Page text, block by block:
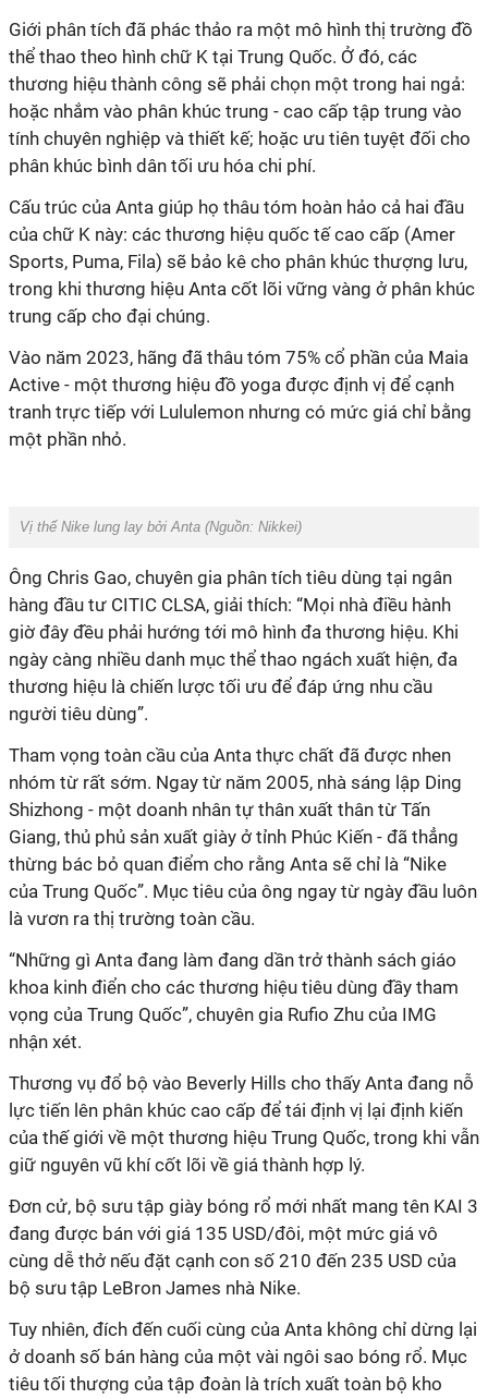
Giới phân tích đã phác thảo ra một mô hình thị trường đồ
thể thao theo hình chữ K tại Trung Quốc. Ở đó, các
thương hiệu thành công sẽ phải chọn một trong hai ngả:
hoặc nhắm vào phân khúc trung - cao cấp tập trung vào
tính chuyên nghiệp và thiết kế; hoặc ưu tiên tuyệt đối cho
phân khúc bình dân tối ưu hóa chi phí.
Cấu trúc của Anta giúp họ thâu tóm hoàn hảo cả hai đầu
của chữ K này: các thương hiệu quốc tế cao cấp (Amer
Sports, Puma, Fila) sẽ bảo kê cho phân khúc thượng lưu,
trong khi thương hiệu Anta cốt lõi vững vàng ở phân khúc
trung cấp cho đại chúng.
Vào năm 2023, hãng đã thâu tóm 75% cổ phần của Maia
Active - một thương hiệu đồ yoga được định vị để cạnh
tranh trực tiếp với Lululemon nhưng có mức giá chỉ bằng
một phần nhỏ.
Vị thế Nike lung lay bởi Anta (Nguồn: Nikkei)
Ông Chris Gao, chuyên gia phân tích tiêu dùng tại ngân
hàng đầu tư CITIC CLSA, giải thích: “Mọi nhà điều hành
giờ đây đều phải hướng tới mô hình đa thương hiệu. Khi
ngày càng nhiều danh mục thể thao ngách xuất hiện, đa
thương hiệu là chiến lược tối ưu để đáp ứng nhu cầu
người tiêu dùng”.
Tham vọng toàn cầu của Anta thực chất đã được nhen
nhóm từ rất sớm. Ngay từ năm 2005, nhà sáng lập Ding
Shizhong - một doanh nhân tự thân xuất thân từ Tấn
Giang, thủ phủ sản xuất giày ở tỉnh Phúc Kiến - đã thẳng
thừng bác bỏ quan điểm cho rằng Anta sẽ chỉ là “Nike
của Trung Quốc”. Mục tiêu của ông ngay từ ngày đầu luôn
là vươn ra thị trường toàn cầu.
“Những gì Anta đang làm đang dần trở thành sách giáo
khoa kinh điển cho các thương hiệu tiêu dùng đầy tham
vọng của Trung Quốc”, chuyên gia Rufio Zhu của IMG
nhận xét.
Thương vụ đổ bộ vào Beverly Hills cho thấy Anta đang nỗ
lực tiến lên phân khúc cao cấp để tái định vị lại định kiến
của thế giới về một thương hiệu Trung Quốc, trong khi vẫn
giữ nguyên vũ khí cốt lõi về giá thành hợp lý.
Đơn cử, bộ sưu tập giày bóng rổ mới nhất mang tên KAI 3
đang được bán với giá 135 USD/đôi, một mức giá vô
cùng dễ thở nếu đặt cạnh con số 210 đến 235 USD của
bộ sưu tập LeBron James nhà Nike.
Tuy nhiên, đích đến cuối cùng của Anta không chỉ dừng lại
ở doanh số bán hàng của một vài ngôi sao bóng rổ. Mục
tiêu tối thượng của tập đoàn là trích xuất toàn bộ kho